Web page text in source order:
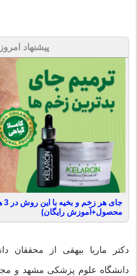
پیشنهاد امروز
محصول+آموزش رایگان)
دکتر ماریا بیهقی از محققان
دانشگاه علوم پزشکی مشهد و